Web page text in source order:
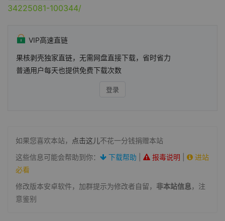
34225081-100344/
VIP高速直链
果核剥壳独家直链，无需网盘直接下载，省时省力
普通用户每天也提供免费下载次数
登录
如果您喜欢本站， 点击这儿不花一分钱捐赠本站
这些信息可能会帮助到你：
下载帮助 报毒说明
进站
必看
修改版本安卓软件，加群提示为修改者自留， 非本站信息，注
意鉴别